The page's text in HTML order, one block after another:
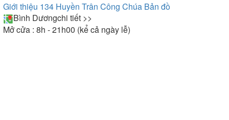
Giới thiệu 134 Huyền Trân Công Chúa Bản đồ
Bình Dươngchi tiết >>
Mở cửa : 8h - 21h00 (kể cả ngày lễ)